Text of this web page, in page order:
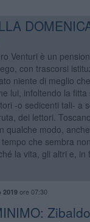
Venturi è un
con trascorsi
niente di meglio
lui, infoltendo la fitta
-o sedicenti tali- a
dei lettori.
qualche modo,
che sembra
la vita, gli altri e, in
2019ore 07:30